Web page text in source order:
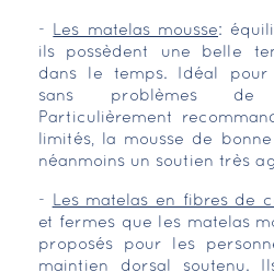
- Les matelas mousse:
ils possèdent une belle
dans le temps. Idéal
sans problèmes de
Particulièrement
limités, la mousse de
néanmoins un soutien très
- Les matelas en fibres de
et fermes que les matelas
proposés pour les
maintien dorsal soutenu.